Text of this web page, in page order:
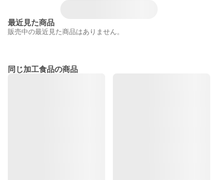
最近見た商品
販売中の最近見た商品はありません。
同じ加工食品の商品